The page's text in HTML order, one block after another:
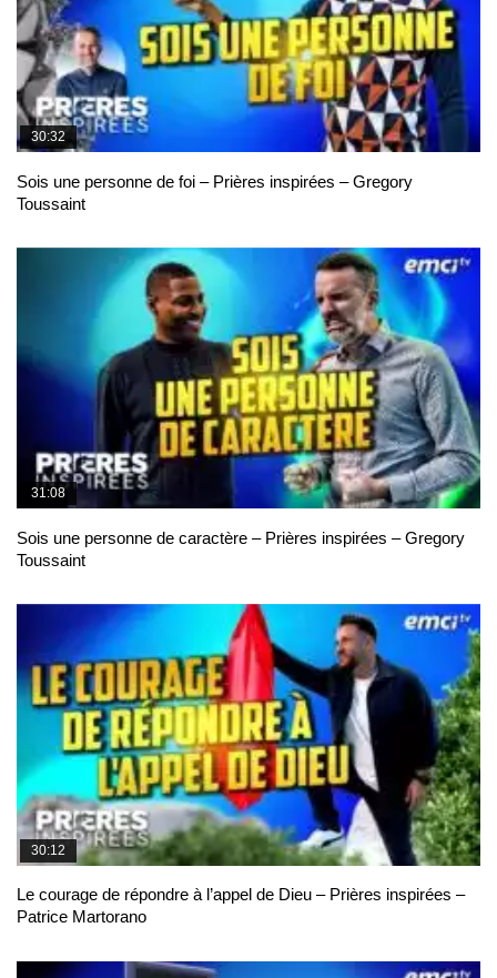
30:32
Sois une personne de foi – Prières inspirées – Gregory
Toussaint
31:08
Sois une personne de caractère – Prières inspirées – Gregory
Toussaint
30:12
Le courage de répondre à l’appel de Dieu – Prières inspirées –
Patrice Martorano